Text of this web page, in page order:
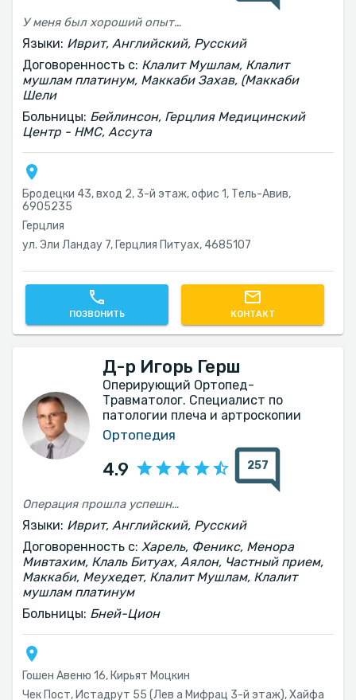
У меня был хороший опыт с доктором Анной, она была очень общительной, мягкой, терпеливой и приятной. Она объясняла каждый шаг и всё, что делала. Она заставила меня чувствовать себя максимально комфортно.
Языки: Иврит, Английский, Русский
Договоренность с: Клалит Мушлам, Клалит
мушлам платинум, Маккаби Захав, (Маккаби
Шели
Больницы: Бейлинсон, Герцлия Медицинский
Центр - HMC, Ассута
Бродецки 43, вход 2, 3-й этаж, офис 1, Тель-Авив‎,
6905235
Герцлия
ул. Эли Ландау 7, Герцлия Питуах, 4685107
ПОЗВОНИТЬ КОНТАКТ
Д-р Игорь Герш
Оперирующий Ортопед-
Травматолог. Специалист по
патологии плеча и артроскопии
Ортопедия
4.9 257
Операция прошла успешно реабилитационный период был безболезненный благодаря рекомендациям хирурга 3 месяца прошло. Чувствую себя отлично
Языки: Иврит, Английский, Русский
Договоренность с: Харель, Феникс, Менора
Мивтахим, Клаль Битуах, Аялон, Частный прием,
Маккаби, Меухедет, Клалит Мушлам, Клалит
мушлам платинум
Больницы: Бней-Цион
Гошен Авеню 16, Кирьят Моцкин
Чек Пост, Истадрут 55 (Лев а Мифрац 3-й этаж), Хайфа